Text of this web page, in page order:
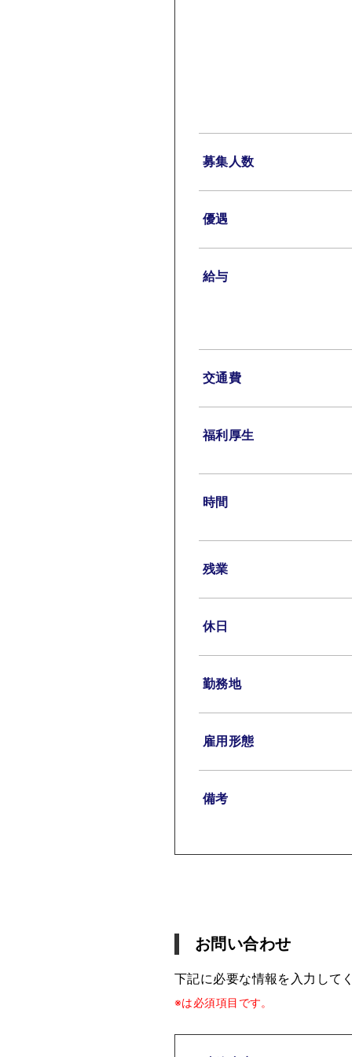
募集人数
優遇
給与
交通費
福利厚生
時間
残業
休日
勤務地
雇用形態
備考
お問い合わせ
下記に必要な情報を入力して
※は必須項目です。